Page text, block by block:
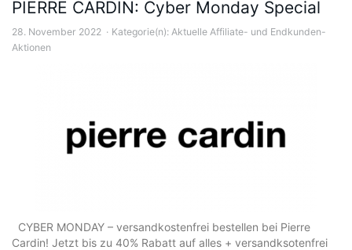
PIERRE CARDIN: Cyber Monday Special
28. November 2022 Kategorie(n): Aktuelle Affiliate- und Endkunden-
Aktionen
CYBER MONDAY – versandkostenfrei bestellen bei Pierre
Cardin! Jetzt bis zu 40% Rabatt auf alles + versandksotenfrei